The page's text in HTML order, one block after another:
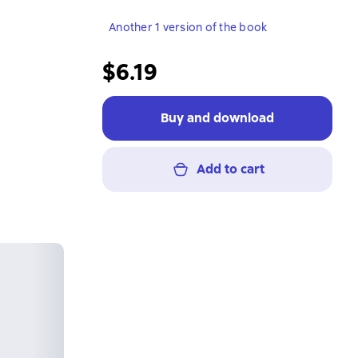
Another 1 version of the book
$6.19
Buy and download
Add to cart